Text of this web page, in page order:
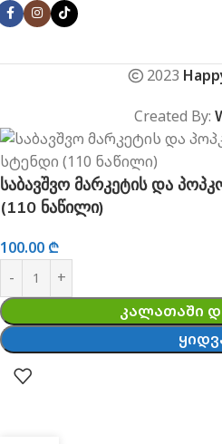
2023
Created By:
საბავშვო მარკეტის და
(110 ნაწილი)
100.00 ₾
ᲙᲐᲚᲐᲗᲐᲨᲘ